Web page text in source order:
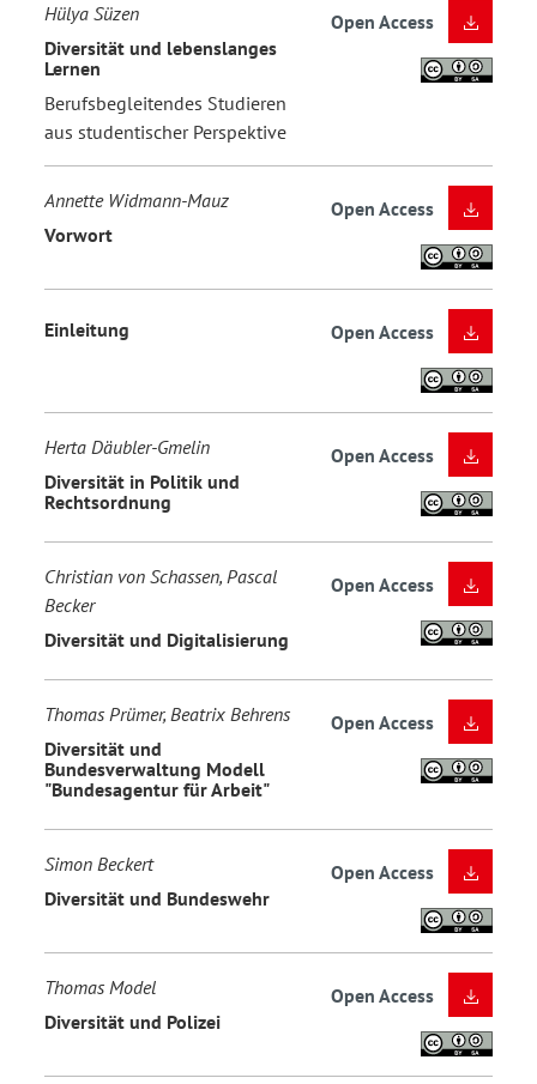
Hülya Süzen
Diversität und lebenslanges
Lernen
Berufsbegleitendes Studieren
aus studentischer Perspektive
Open Access
Annette Widmann-Mauz
Vorwort
Open Access
Einleitung Open Access
Herta Däubler-Gmelin
Diversität in Politik und
Rechtsordnung
Open Access
Christian von Schassen, Pascal
Becker
Diversität und Digitalisierung
Open Access
Thomas Prümer, Beatrix Behrens
Diversität und
Bundesverwaltung Modell
"Bundesagentur für Arbeit"
Open Access
Simon Beckert
Diversität und Bundeswehr
Open Access
Thomas Model
Diversität und Polizei
Open Access